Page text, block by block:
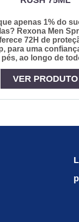
apenas 1% do
Rexona Men
72H de
para uma
pés, ao longo de
VER PRODUTO